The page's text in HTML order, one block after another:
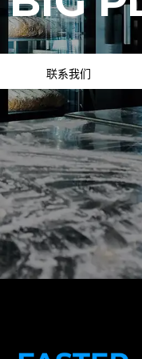
联系我们